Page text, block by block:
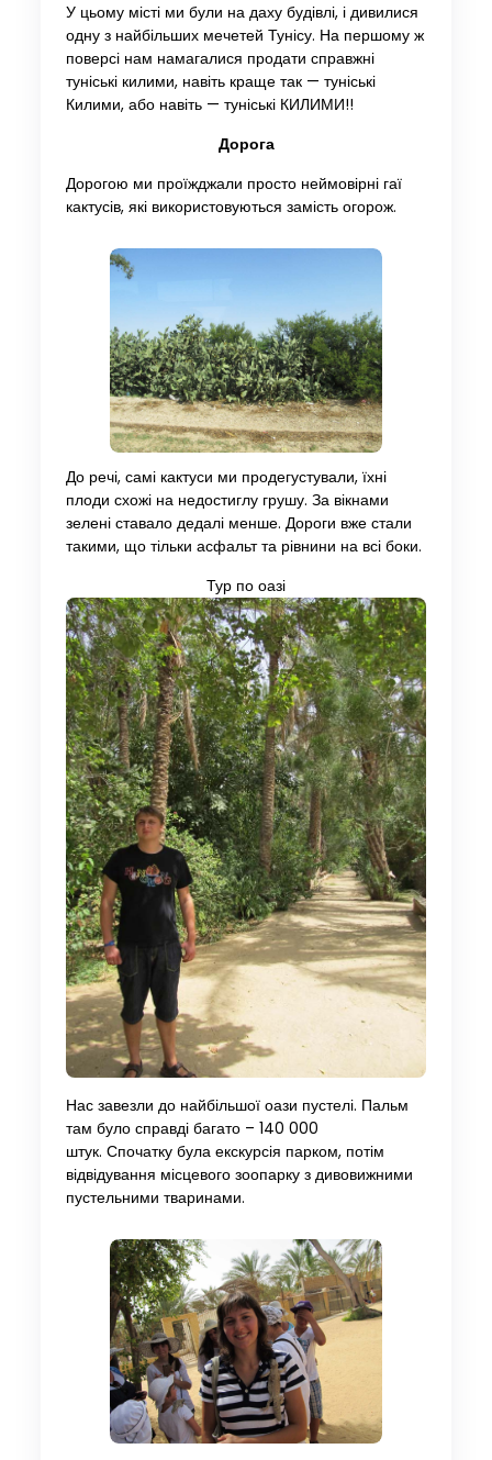
У цьому місті ми були на даху будівлі, і дивилися
одну з найбільших мечетей Тунісу. На першому ж
поверсі нам намагалися продати справжні
туніські килими, навіть краще так — туніські
Килими, або навіть — туніські КИЛИМИ!!
Дорога
Дорогою ми проїжджали просто неймовірні гаї
кактусів, які використовуються замість огорож.
До речі, самі кактуси ми продегустували, їхні
плоди схожі на недостиглу грушу. За вікнами
зелені ставало дедалі менше. Дороги вже стали
такими, що тільки асфальт та рівнини на всі боки.
Тур по оазі
Нас завезли до найбільшої оази пустелі. Пальм
там було справді багато – 140 000
штук. Спочатку була екскурсія парком, потім
відвідування місцевого зоопарку з дивовижними
пустельними тваринами.